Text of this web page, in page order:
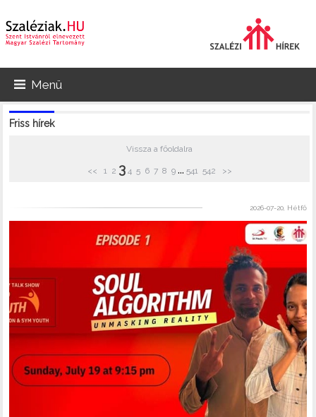
Menü
Friss hírek
Vissza a főoldalra
<< 1 2 3 4 5 6 7 8 9 ... 541 542 >>
2026-07-20, Hétfő